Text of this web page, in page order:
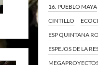
16. PUEBLO MAYA
CINTILLO
ESP QUINTANA
ESPEJOS DE LA